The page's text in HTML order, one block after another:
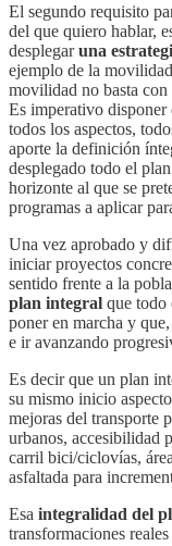
El segundo requisito
del que quiero hablar,
desplegaruna
ejemplo de la
movilidad no basta con
Es imperativo disponer
todos los aspectos,
aporte la definición
desplegado todo el
horizonte al que se
programas a aplicar
Una vez aprobado y
iniciar proyectos
sentido frente a la
plan integral que todo
poner en marcha y
e ir avanzando
Es decir que un plan
su mismo inicio
mejoras del transporte
urbanos, accesibilidad
carril bici/ciclovías,
asfaltada para
Esa integralidad del
transformaciones